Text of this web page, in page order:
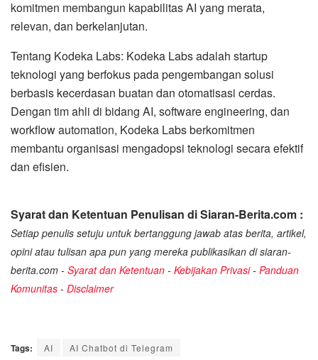
komitmen membangun kapabilitas AI yang merata,
relevan, dan berkelanjutan.
Tentang Kodeka Labs: Kodeka Labs adalah startup
teknologi yang berfokus pada pengembangan solusi
berbasis kecerdasan buatan dan otomatisasi cerdas.
Dengan tim ahli di bidang AI, software engineering, dan
workflow automation, Kodeka Labs berkomitmen
membantu organisasi mengadopsi teknologi secara efektif
dan efisien.
Syarat dan Ketentuan Penulisan di Siaran-Berita.com :
Setiap penulis setuju untuk bertanggung jawab atas berita, artikel,
opini atau tulisan apa pun yang mereka publikasikan di siaran-
berita.com - Syarat dan Ketentuan - Kebijakan Privasi- Panduan
Komunitas - Disclaimer
Tags: AI
AI Chatbot di Telegram